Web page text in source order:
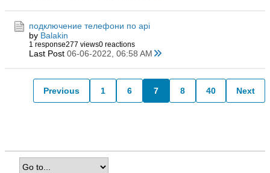
подключение телефони по api
by Balakin
1 response277 views0 reactions
Last Post 06-06-2022, 06:58 AM
Previous 1 6 7 8 40 Next